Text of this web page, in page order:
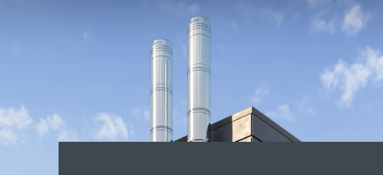
Poljska
Srbija
Švedska